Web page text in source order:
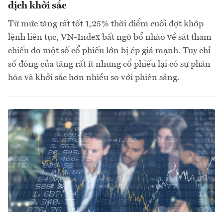
dịch khởi sắc
Từ mức tăng rất tốt 1,25% thời điểm cuối đợt khớp
lệnh liên tục, VN-Index bất ngờ bổ nhào về sát tham
chiếu do một số cổ phiếu lớn bị ép giá mạnh. Tuy chỉ
số đóng cửa tăng rất ít nhưng cổ phiếu lại có sự phân
hóa và khởi sắc hơn nhiều so với phiên sáng.